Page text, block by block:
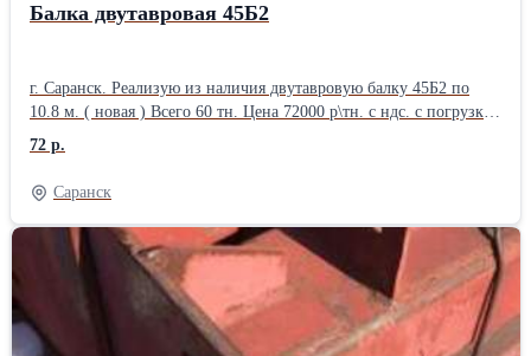
Балка двутавровая 45Б2
г. Саранск. Реализую из наличия двутавровую балку 45Б2 по
10.8 м. ( новая ) Всего 60 тн. Цена 72000 р\тн. с ндс. с погрузкой
на вашу машину. Организую доставку попутным
автомобильным транспортом по РФ.
72 р.
Саранск